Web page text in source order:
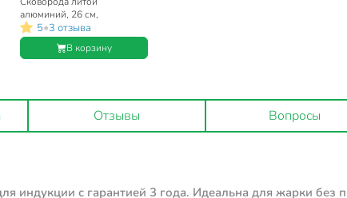
алюминий, 26 см,
антипригарное покрытие,
Гурман, Fresh yellow,
индукция, ГМ2601Фж
5•3 отзыва
В корзину
Отзывы Вопросы
индукции с гарантией 3 года. Идеальна для жарки без